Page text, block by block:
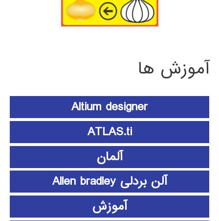
آموزش ها
Altium designer
ATLAS.ti
آلمان
آلن بردلی Allen bradley
آموزش